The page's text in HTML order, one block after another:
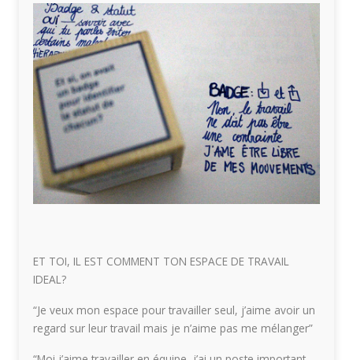
ET TOI, IL EST COMMENT TON ESPACE DE TRAVAIL
IDEAL?
“Je veux mon espace pour travailler seul, j’aime avoir un
regard sur leur travail mais je n’aime pas me mélanger”